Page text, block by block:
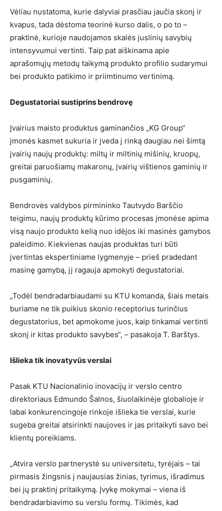
Vėliau nustatoma, kurie dalyviai prasčiau jaučia skonį ir
kvapus, tada dėstoma teorinė kurso dalis, o po to –
praktinė, kurioje naudojamos skalės juslinių savybių
intensyvumui vertinti. Taip pat aiškinama apie
aprašomųjų metodų taikymą produkto profilio sudarymui
bei produkto patikimo ir priimtinumo vertinimą.
Degustatoriai sustiprins bendrovę
Įvairius maisto produktus gaminančios „KG Group“
įmonės kasmet sukuria ir įveda į rinką daugiau nei šimtą
įvairių naujų produktų: miltų ir miltinių mišinių, kruopų,
greitai paruošiamų makaronų, įvairių vištienos gaminių ir
pusgaminių.
Bendrovės valdybos pirmininko Tautvydo Barščio
teigimu, naujų produktų kūrimo procesas įmonėse apima
visą naujo produkto kelią nuo idėjos iki masinės gamybos
paleidimo. Kiekvienas naujas produktas turi būti
įvertintas ekspertiniame lygmenyje – prieš pradedant
masinę gamybą, jį ragauja apmokyti degustatoriai.
„Todėl bendradarbiaudami su KTU komanda, šiais metais
buriame ne tik puikius skonio receptorius turinčius
degustatorius, bet apmokome juos, kaip tinkamai vertinti
skonį ir kitas produkto savybes“, – pasakoja T. Barštys.
Išlieka tik inovatyvūs verslai
Pasak KTU Nacionalinio inovacijų ir verslo centro
direktoriaus Edmundo Šalnos, šiuolaikinėje globalioje ir
labai konkurencingoje rinkoje išlieka tie verslai, kurie
sugeba greitai atsirinkti naujoves ir jas pritaikyti savo bei
klientų poreikiams.
„Atvira verslo partnerystė su universitetu, tyrėjais – tai
pirmasis žingsnis į naujausias žinias, tyrimus, išradimus
bei jų praktinį pritaikymą. Įvykę mokymai – viena iš
bendradarbiavimo su verslu formų. Tikimės, kad